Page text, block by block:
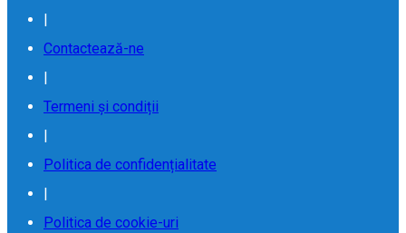
|
Contactează-ne
|
Termeni și condiții
|
Politica de confidențialitate
|
Politica de cookie-uri